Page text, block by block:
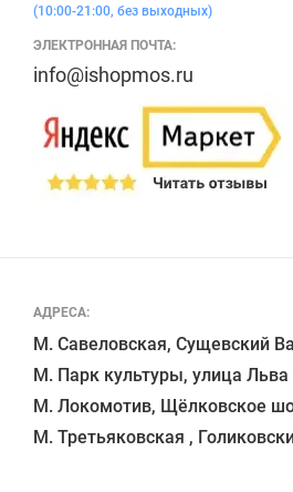
АДРЕСА:
М. Савеловская, Сущевский
М. Парк культуры, улица Льва
М. Локомотив, Щёлковское
(10:00-21:00, без выходных)
ЭЛЕКТРОННАЯ ПОЧТА:
info@ishopmos.ru